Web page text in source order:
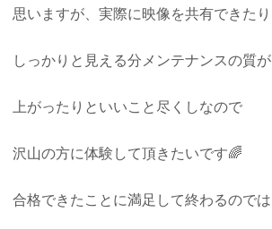
思いますが、実際に映像を共有できたり
しっかりと見える分メンテナンスの質が
上がったりといいこと尽くしなので
沢山の方に体験して頂きたいです🌈
合格できたことに満足して終わるのでは